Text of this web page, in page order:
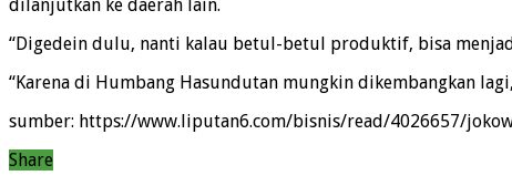
dilanjutkan ke daerah lain.
“Digedein dulu, nanti kalau betul-betul produktif, bisa
“Karena di Humbang Hasundutan mungkin dikembangkan
sumber: https://www.liputan6.com/bisnis/read/4026657/
Share